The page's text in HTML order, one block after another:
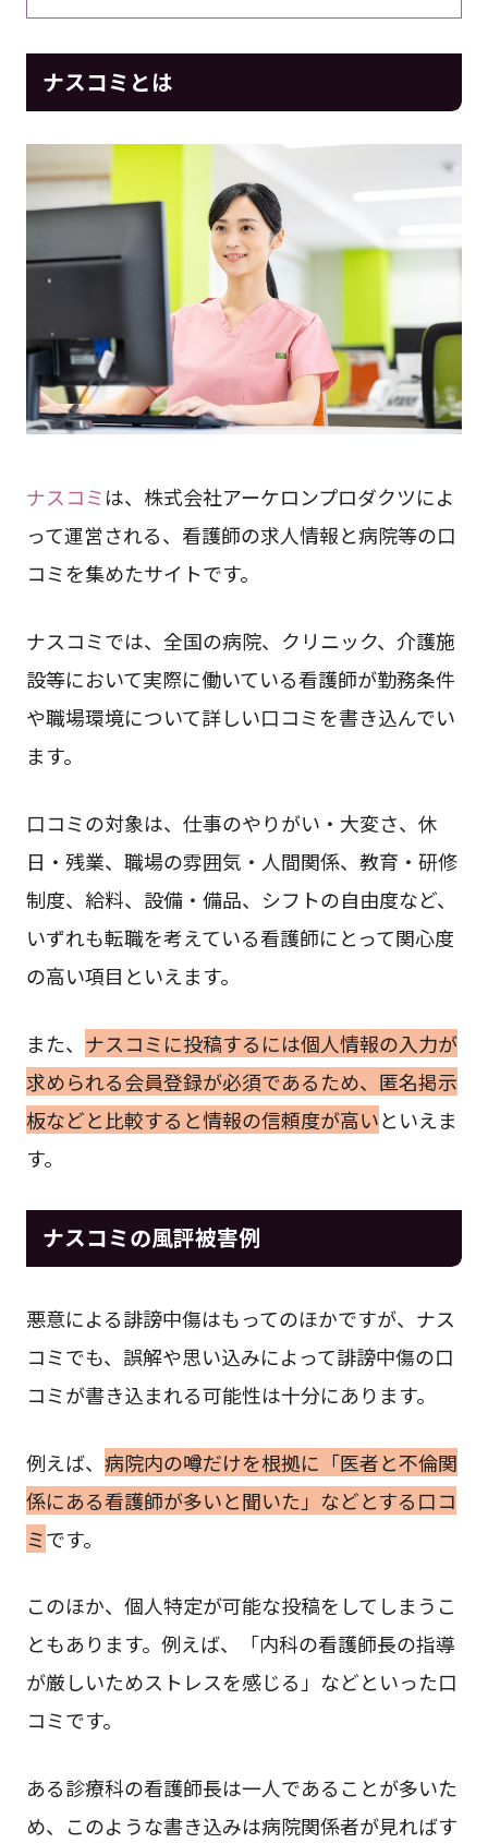
ナスコミとは
ナスコミは、株式会社アーケロンプロダクツによ
って運営される、看護師の求人情報と病院等の口
コミを集めたサイトです。
ナスコミでは、全国の病院、クリニック、介護施
設等において実際に働いている看護師が勤務条件
や職場環境について詳しい口コミを書き込んでい
ます。
口コミの対象は、仕事のやりがい・大変さ、休
日・残業、職場の雰囲気・人間関係、教育・研修
制度、給料、設備・備品、シフトの自由度など、
いずれも転職を考えている看護師にとって関心度
の高い項目といえます。
また、 ナスコミに投稿するには個人情報の入力が
求められる会員登録が必須であるため、匿名掲示
板などと比較すると情報の信頼度が高いといえま
す。
ナスコミの風評被害例
悪意による誹謗中傷はもってのほかですが、ナス
コミでも、誤解や思い込みによって誹謗中傷の口
コミが書き込まれる可能性は十分にあります。
例えば、 病院内の噂だけを根拠に「医者と不倫関
係にある看護師が多いと聞いた」などとする口コ
ミです。
このほか、個人特定が可能な投稿をしてしまうこ
ともあります。例えば、「内科の看護師長の指導
が厳しいためストレスを感じる」などといった口
コミです。
ある診療科の看護師長は一人であることが多いた
め、このような書き込みは病院関係者が見ればす